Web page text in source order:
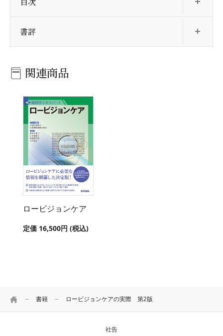
HOME 書籍 ロービジョンケアの実際 第2版
書評
関連商品
ロービジョンケア
定価 16,500円 (税込)
社告